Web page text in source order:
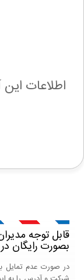
اطلاعات
قابل توجه
بصورت رایگان
در صورت عدم تمایل